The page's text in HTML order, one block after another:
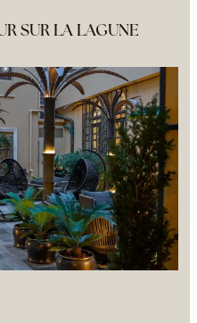
SUR LA LAGUNE